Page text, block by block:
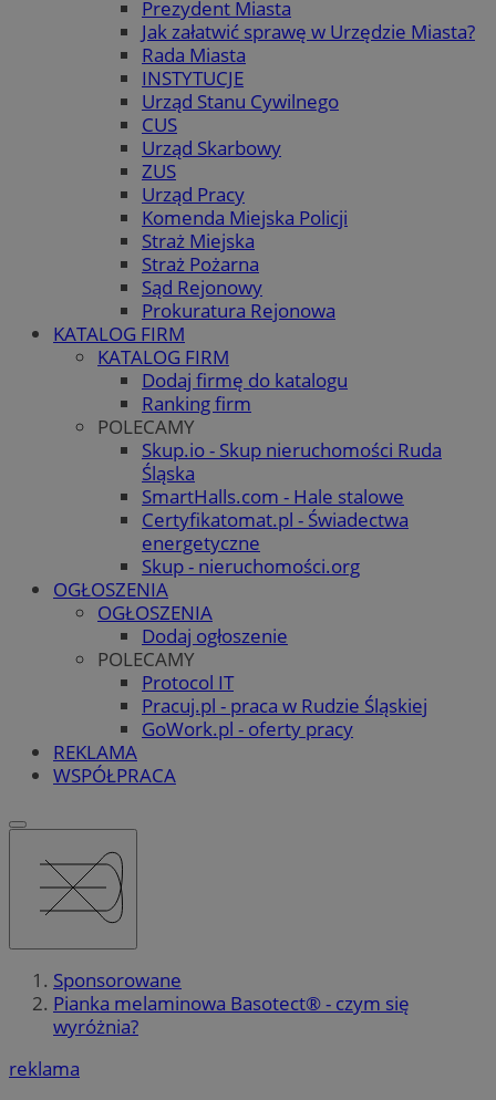
Prezydent Miasta
Jak załatwić sprawę w Urzędzie Miasta?
Rada Miasta
INSTYTUCJE
Urząd Stanu Cywilnego
CUS
Urząd Skarbowy
ZUS
Urząd Pracy
Komenda Miejska Policji
Straż Miejska
Straż Pożarna
Sąd Rejonowy
Prokuratura Rejonowa
KATALOG FIRM
KATALOG FIRM
Dodaj firmę do katalogu
Ranking firm
POLECAMY
Skup.io - Skup nieruchomości Ruda
Śląska
SmartHalls.com - Hale stalowe
Certyfikatomat.pl - Świadectwa
energetyczne
Skup - nieruchomości.org
OGŁOSZENIA
OGŁOSZENIA
Dodaj ogłoszenie
POLECAMY
Protocol IT
Pracuj.pl - praca w Rudzie Śląskiej
GoWork.pl - oferty pracy
REKLAMA
WSPÓŁPRACA
Sponsorowane
Pianka melaminowa Basotect® - czym się
wyróżnia?
reklama